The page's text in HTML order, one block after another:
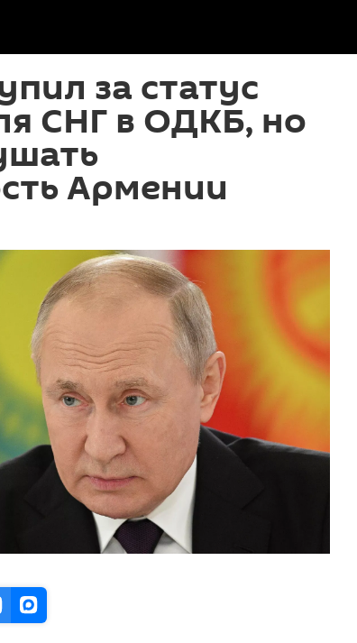
за статус
СНГ в ОДКБ, но
Армении